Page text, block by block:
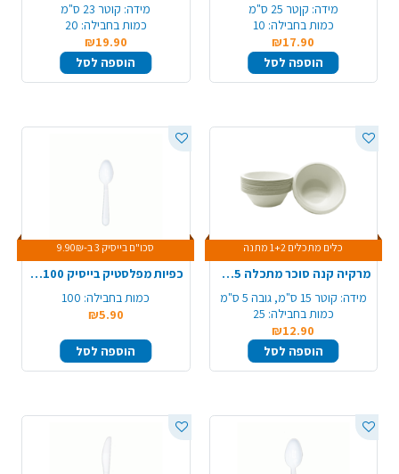
מידה: קןטר 25 ס"מ
כמות בחבילה: 10
₪17.90
הוספה לסל
מידה: קוטר 23 ס"מ
כמות בחבילה: 20
₪19.90
הוספה לסל
כלים מתכלים 1+2 מתנה
מרקיה קנה סוכר מתכלה 25 יח' - לבן
מידה: קוטר 15 ס"מ, גובה 5 ס"מ
כמות בחבילה: 25
₪12.90
הוספה לסל
סכו"ם בייסיק 3 ב-9.90₪
כפיות מפלסטיק בייסיק 100 יח' - לבן
כמות בחבילה: 100
₪5.90
הוספה לסל